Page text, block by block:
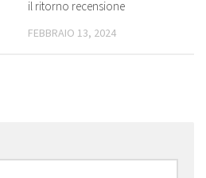
il ritorno recensione
FEBBRAIO 13, 2024